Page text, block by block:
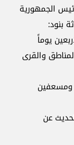
الجمهورية
بنود:
والقرى
ومسعفين
عن